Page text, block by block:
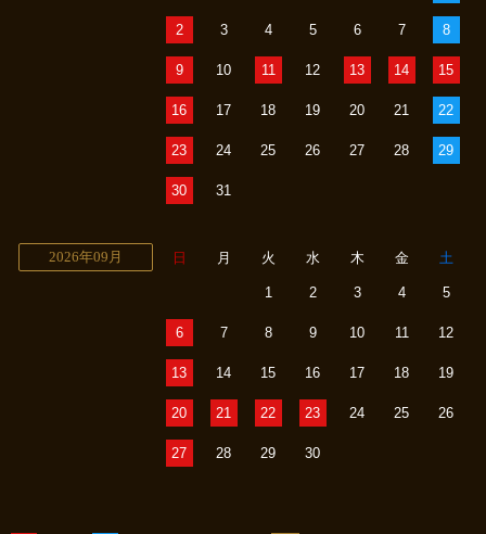
2 3 4 5 6 7 8
9 10 11 12 13 14 15
16 17 18 19 20 21 22
23 24 25 26 27 28 29
30 31
2026年09月 日 月 火 水 木 金 土
1 2 3 4 5
6 7 8 9 10 11 12
13 14 15 16 17 18 19
20 21 22 23 24 25 26
27 28 29 30